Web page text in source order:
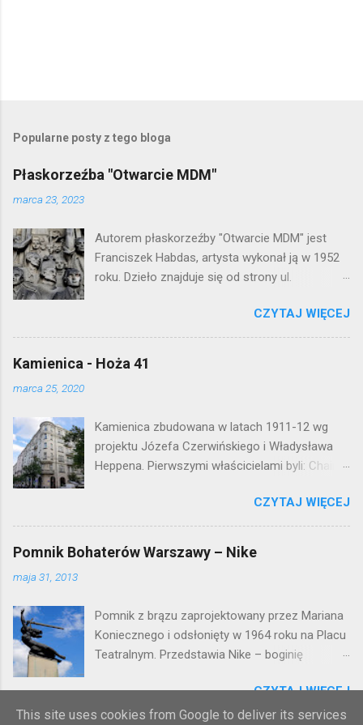
e
i
j
o
m
e
n
t
a
Popularne posty z tego bloga
Płaskorzeźba "Otwarcie MDM"
marca 23, 2023
Autorem płaskorzeźby "Otwarcie MDM" jest
Franciszek Habdas, artysta wykonał ją w 1952
roku. Dzieło znajduje się od strony ul.
warszawskiej flagowej inwestycji
mieszkaniowej lat 50. Lokalizacja: Śródmieście
CZYTAJ WIĘCEJ
Kamienica - Hoża 41
marca 25, 2020
Kamienica zbudowana w latach 1911-12 wg
projektu Józefa Czerwińskiego i Władysława
Heppena. Pierwszymi właścicielami byli: Chaim
kamienica była zamieszkała przez
pracowników Elektrowni Warszawskiej. Ten
okazały budynek wyszedł bez szwanku z II
wojny światowej. Lokalizacja: Śródmieście
CZYTAJ WIĘCEJ
Pomnik Bohaterów Warszawy – Nike
maja 31, 2013
Pomnik z brązu zaprojektowany przez Mariana
Koniecznego i odsłonięty w 1964 roku na Placu
Teatralnym. Przedstawia Nike – boginię
Przy tworzeniu rysów twarzy rzeźbiarzowi
pozowała jego córka (inne źródła podają córkę
CZYTAJ WIĘCEJ
This site uses cookies from Google to deliver its services